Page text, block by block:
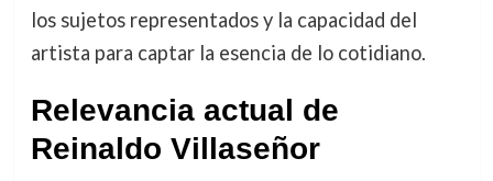
los sujetos representados y la capacidad del
artista para captar la esencia de lo cotidiano.
Relevancia actual de
Reinaldo Villaseñor